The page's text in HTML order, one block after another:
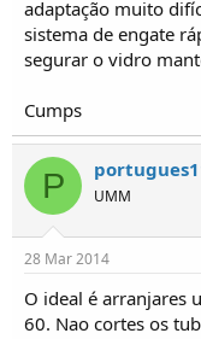
adaptação muito
sistema de engate
segurar o vidro
Cumps
P UMM
28 Mar 2014
O ideal é arranjares
60. Nao cortes os